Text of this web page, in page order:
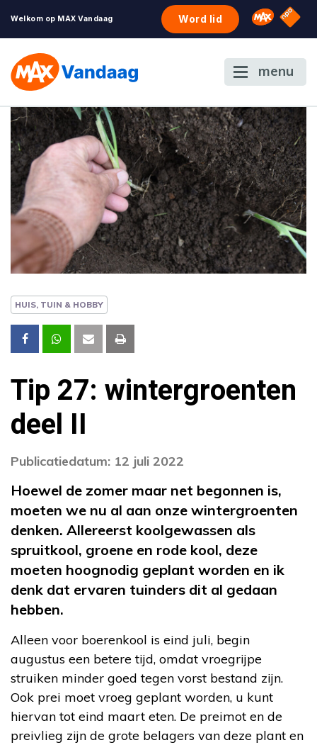
Welkom op MAX Vandaag Word lid Omroep
NPO
menu
HUIS, TUIN & HOBBY
Tip 27: wintergroenten
deel II
Publicatiedatum: 12 juli 2022
Hoewel de zomer maar net begonnen is,
moeten we nu al aan onze wintergroenten
denken. Allereerst koolgewassen als
spruitkool, groene en rode kool, deze
moeten hoognodig geplant worden en ik
denk dat ervaren tuinders dit al gedaan
hebben.
Alleen voor boerenkool is eind juli, begin
augustus een betere tijd, omdat vroegrijpe
struiken minder goed tegen vorst bestand zijn.
Ook prei moet vroeg geplant worden, u kunt
hiervan tot eind maart eten. De preimot en de
preivlieg zijn de grote belagers van deze plant en